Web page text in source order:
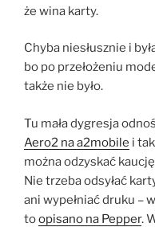
że wina karty.
Chyba niesłusznie i
bo po przełożeniu
także nie było.
Tu mała dygresja
Aero2 na a2mobile i
można odzyskać
Nie trzeba odsyłać
ani wypełniać druku –
toopisano na Pepper.